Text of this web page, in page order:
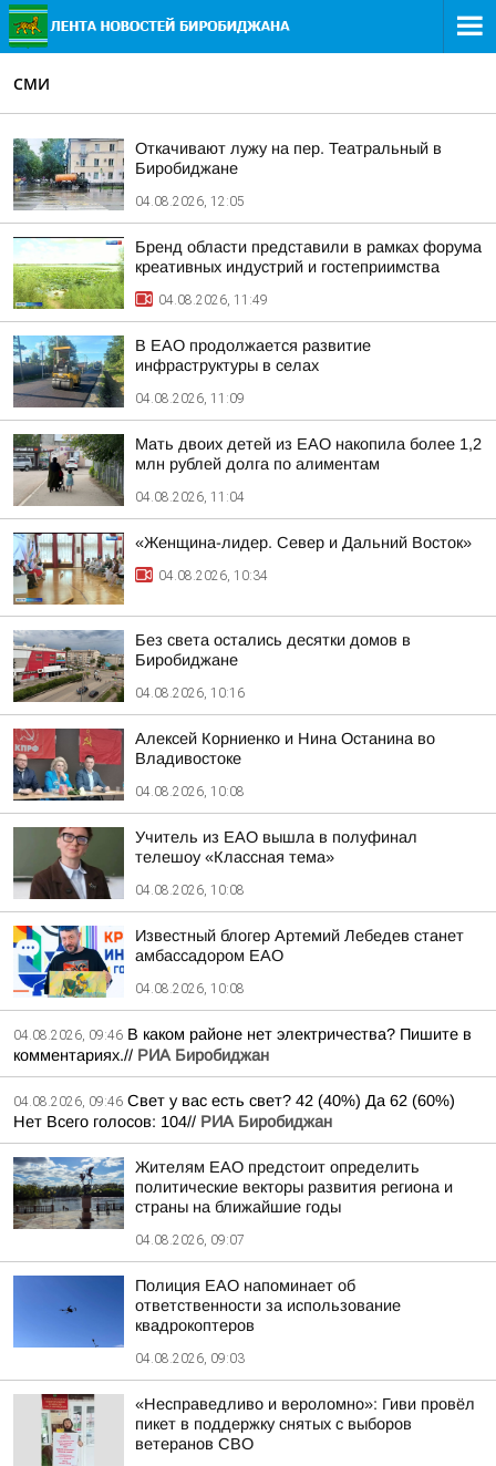
СМИ
Откачивают лужу на пер. Театральный в
Биробиджане
04.08.2026, 12:05
Бренд области представили в рамках форума
креативных индустрий и гостеприимства
04.08.2026, 11:49
В ЕАО продолжается развитие
инфраструктуры в селах
04.08.2026, 11:09
Мать двоих детей из ЕАО накопила более 1,2
млн рублей долга по алиментам
04.08.2026, 11:04
«Женщина-лидер. Север и Дальний Восток»
04.08.2026, 10:34
Без света остались десятки домов в
Биробиджане
04.08.2026, 10:16
Алексей Корниенко и Нина Останина во
Владивостоке
04.08.2026, 10:08
Учитель из ЕАО вышла в полуфинал
телешоу «Классная тема»
04.08.2026, 10:08
Известный блогер Артемий Лебедев станет
амбассадором ЕАО
04.08.2026, 10:08
04.08.2026, 09:46 В каком районе нет электричества? Пишите в
комментариях.// РИА Биробиджан
04.08.2026, 09:46 Свет у вас есть свет? 42 (40%) Да 62 (60%)
Нет Всего голосов: 104// РИА Биробиджан
Жителям ЕАО предстоит определить
политические векторы развития региона и
страны на ближайшие годы
04.08.2026, 09:07
Полиция ЕАО напоминает об
ответственности за использование
квадрокоптеров
04.08.2026, 09:03
«Несправедливо и вероломно»: Гиви провёл
пикет в поддержку снятых с выборов
ветеранов СВО